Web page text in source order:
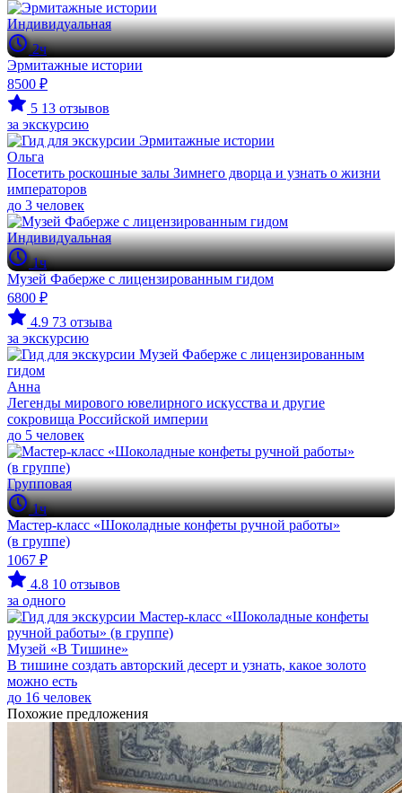
Индивидуальная
2ч
Эрмитажные истории
8500 ₽
5 13 отзывов
за экскурсию
Ольга
Посетить роскошные залы Зимнего дворца и узнать о жизни
императоров
до 3 человек
Индивидуальная
1ч
Музей Фаберже с лицензированным гидом
6800 ₽
4.9 73 отзыва
за экскурсию
Анна
Легенды мирового ювелирного искусства и другие
сокровища Российской империи
до 5 человек
Групповая
1ч
Мастер-класс «Шоколадные конфеты ручной работы»
(в группе)
1067 ₽
4.8 10 отзывов
за одного
Музей «В Тишине»
В тишине создать авторский десерт и узнать, какое золото
можно есть
до 16 человек
Похожие предложения